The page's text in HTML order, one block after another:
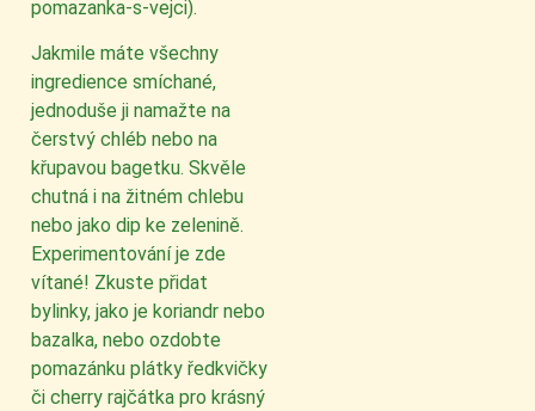
pomazanka-s-vejci).
Jakmile máte všechny
ingredience smíchané,
jednoduše ji namažte na
čerstvý chléb nebo na
křupavou bagetku. Skvěle
chutná i na žitném chlebu
nebo jako dip ke zelenině.
Experimentování je zde
vítané! Zkuste přidat
bylinky, jako je koriandr nebo
bazalka, nebo ozdobte
pomazánku plátky ředkvičky
či cherry rajčátka pro krásný